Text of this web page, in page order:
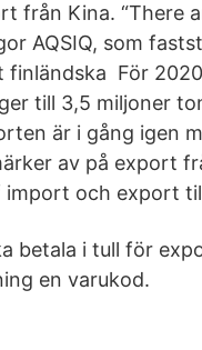
från Kina. “There
AQSIQ, som
För
till 3,5 miljoner
är i gång igen
av på export
och export
betala i tull för
en varukod.